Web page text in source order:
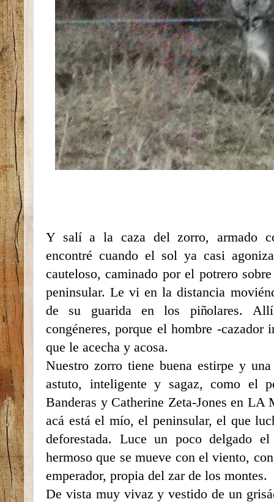
Y salí a la caza del zorro, armado
encontré cuando el sol ya casi
cauteloso, caminado por el potrero
peninsular. Le vi en la distancia
de su guarida en los piñolares. Allí
congéneres, porque el hombre -cazador
que le acecha y acosa.
Nuestro zorro tiene buena estirpe y
astuto, inteligente y sagaz, como el
Banderas y Catherine Zeta-Jones en
acá está el mío, el peninsular, el que
deforestada. Luce un poco delgado
hermoso que se mueve con el viento,
emperador, propia del zar de los montes.
De vista muy vivaz y vestido de un